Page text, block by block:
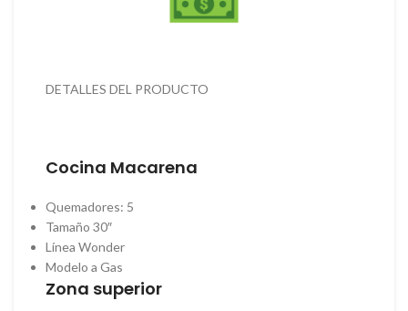
DETALLES DEL PRODUCTO
Cocina Macarena
Quemadores: 5
Tamaño 30″
Línea Wonder
Modelo a Gas
Zona superior